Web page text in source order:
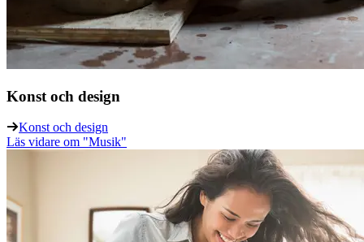
Konst och design
Konst och design
Läs vidare om "Musik"